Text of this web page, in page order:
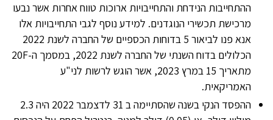
ההתחייבות הנידחת והתחייבויות ארוכות טווח אחרות אשר נבעו
מרכישת תכשירי הנוגדנים. למידע נוסף לגבי התחייבויות אלו
אנא פנו לביאור 5 בדוחות הכספיים של החברה לשנת 2022
הכלולים בדוח השנתי של החברה לשנת 2022, במסמך ה-20F
מתאריך 15 במרץ 2023, אשר הוגש לרשות לני"ע
האמריקאית.
ההפסד הנקי בשנה שהסתיימה ב 31 לדצמבר 2022 היה 2.3